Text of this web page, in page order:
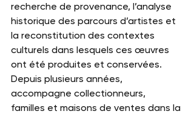
recherche de provenance, l’analyse
historique des parcours d’artistes et
la reconstitution des contextes
culturels dans lesquels ces œuvres
ont été produites et conservées.
Depuis plusieurs années,
accompagne collectionneurs,
familles et maisons de ventes dans la